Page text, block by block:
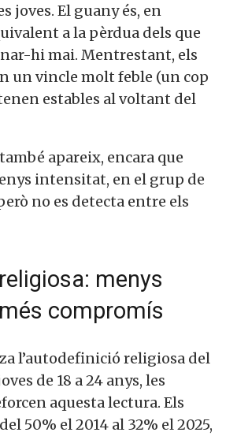
joves. El guany és, en
a la pèrdua dels que
hi mai. Mentrestant, els
un vincle molt feble (un cop
estables al voltant del
apareix, encara que
intensitat, en el grup de
no es detecta entre els
menys
compromís
l’autodefinició religiosa del
de 18 a 24 anys, les
aquesta lectura. Els
50% el 2014 al 32% el 2025,